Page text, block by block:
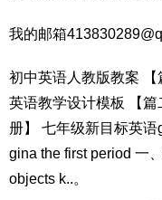
我的邮箱
初中英语人教版教案
英语教学设计模板 【
册】 七年级新目标英语
gina the first period 一
objects k..。